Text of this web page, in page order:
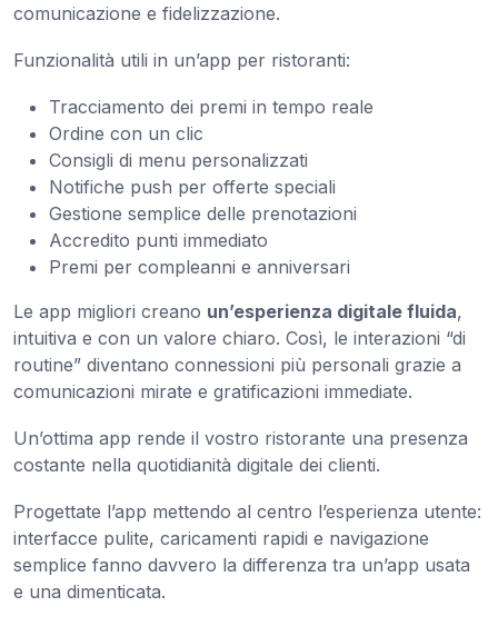
comunicazione e fidelizzazione.
Funzionalità utili in un’app per ristoranti:
Tracciamento dei premi in tempo reale
Ordine con un clic
Consigli di menu personalizzati
Notifiche push per offerte speciali
Gestione semplice delle prenotazioni
Accredito punti immediato
Premi per compleanni e anniversari
Le app migliori creano un’esperienza digitale fluida,
intuitiva e con un valore chiaro. Così, le interazioni “di
routine” diventano connessioni più personali grazie a
comunicazioni mirate e gratificazioni immediate.
Un’ottima app rende il vostro ristorante una presenza
costante nella quotidianità digitale dei clienti.
Progettate l’app mettendo al centro l’esperienza utente:
interfacce pulite, caricamenti rapidi e navigazione
semplice fanno davvero la differenza tra un’app usata
e una dimenticata.